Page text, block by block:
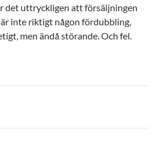
det uttryckligen att försäljningen
inte riktigt någon fördubbling,
men ändå störande. Och fel.